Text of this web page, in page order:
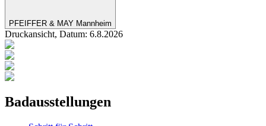
PFEIFFER & MAY Mannheim
Druckansicht, Datum: 6.8.2026
Badausstellungen